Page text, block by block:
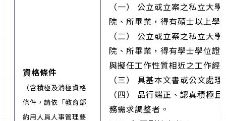
資格條件
（含積極及消極資格
條件，請依「教育部
約用人員人事管理要
（一） 公立或立案之私立大
院、所畢業，得有碩士以上學
（二） 公立或立案之私立大
院、所畢業，得有學士學位證
與擬任工作性質相近之工作經
（三） 具基本文書或公文處
（四） 品行端正、認真積極
務需求調整者。